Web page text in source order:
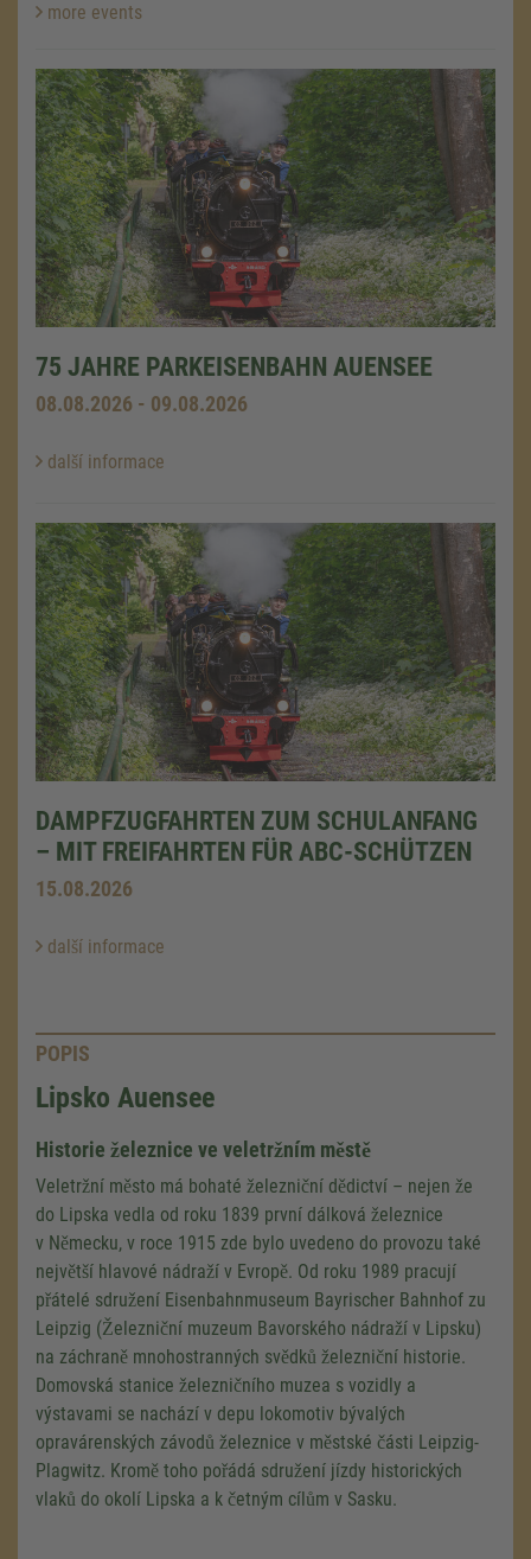
more events
75 JAHRE PARKEISENBAHN AUENSEE
08.08.2026 - 09.08.2026
další informace
DAMPFZUGFAHRTEN ZUM SCHULANFANG
– MIT FREIFAHRTEN FÜR ABC-SCHÜTZEN
15.08.2026
další informace
POPIS
Lipsko Auensee
Historie železnice ve veletržním městě
Veletržní město má bohaté železniční dědictví – nejen že
do Lipska vedla od roku 1839 první dálková železnice
v Německu, v roce 1915 zde bylo uvedeno do provozu také
největší hlavové nádraží v Evropě. Od roku 1989 pracují
přátelé sdružení Eisenbahnmuseum Bayrischer Bahnhof zu
Leipzig (Železniční muzeum Bavorského nádraží v Lipsku)
na záchraně mnohostranných svědků železniční historie.
Domovská stanice železničního muzea s vozidly a
výstavami se nachází v depu lokomotiv bývalých
opravárenských závodů železnice v městské části Leipzig-
Plagwitz. Kromě toho pořádá sdružení jízdy historických
vlaků do okolí Lipska a k četným cílům v Sasku.